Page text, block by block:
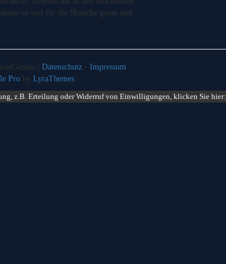
so viel für die Branche getan und
| Datenschutz - Impressum
Pro by LyraThemes
z.B. Erteilung oder Widerruf von Einwilligungen, klicken Sie hier: